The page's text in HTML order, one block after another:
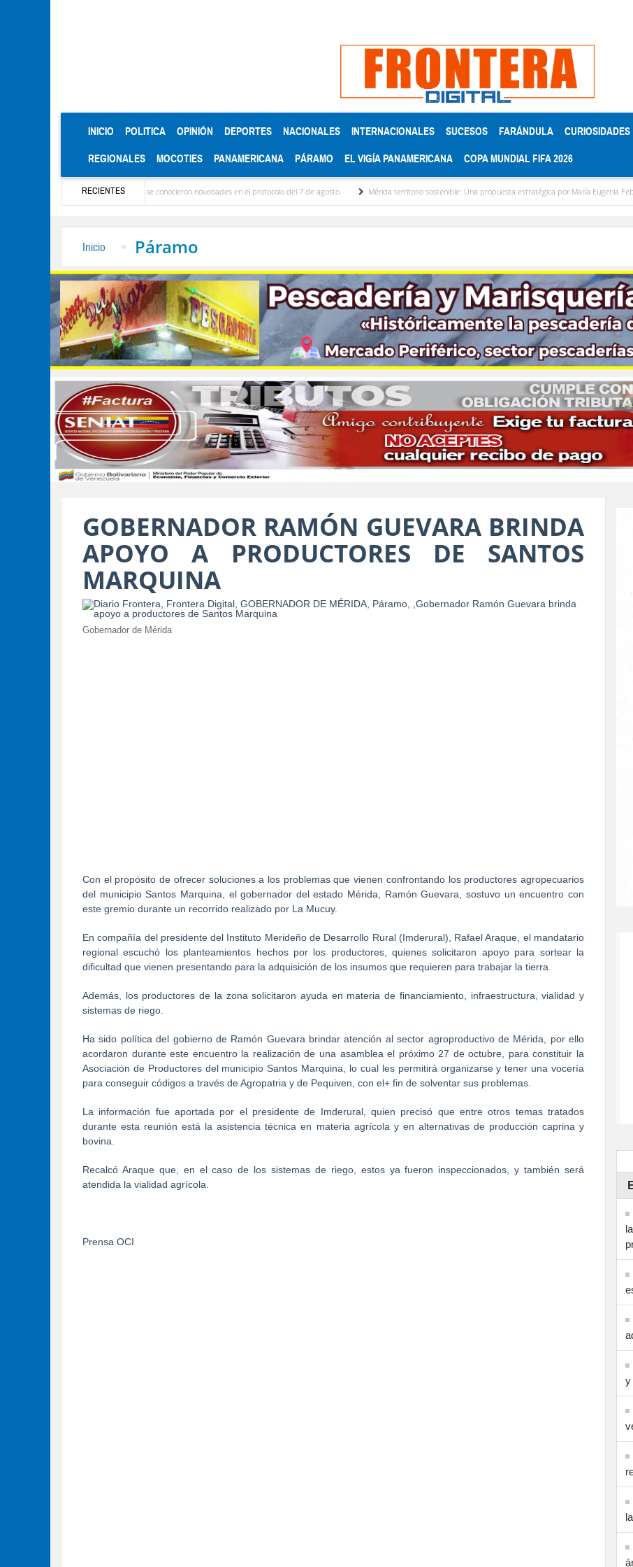
INICIO (CURRENT)
POLITICA OPINIÓN DEPORTES NACIONALES INTERNACIONALES SUCESOS FARÁNDULA CURIOSIDADES
REGIONALES MOCOTIES PANAMERICANA PÁRAMO EL VIGÍA PANAMERICANA COPA MUNDIAL FIFA 2026
RECIENTES
llegaron las delegaciones y se conocieron novedades en el protocolo del 7 de agosto Mérida territorio sostenible: Una propuesta estratégica por María Eugenia Febres
Inicio Páramo
GOBERNADOR RAMÓN GUEVARA BRINDA
APOYO A PRODUCTORES DE SANTOS
MARQUINA
Gobernador de Mérida
Con el propósito de ofrecer soluciones a los problemas que vienen confrontando los productores agropecuarios
del municipio Santos Marquina, el gobernador del estado Mérida, Ramón Guevara, sostuvo un encuentro con
este gremio durante un recorrido realizado por La Mucuy.
En compañía del presidente del Instituto Merideño de Desarrollo Rural (Imderural), Rafael Araque, el mandatario
regional escuchó los planteamientos hechos por los productores, quienes solicitaron apoyo para sortear la
dificultad que vienen presentando para la adquisición de los insumos que requieren para trabajar la tierra.
Además, los productores de la zona solicitaron ayuda en materia de financiamiento, infraestructura, vialidad y
sistemas de riego.
Ha sido política del gobierno de Ramón Guevara brindar atención al sector agroproductivo de Mérida, por ello
acordaron durante este encuentro la realización de una asamblea el próximo 27 de octubre, para constituir la
Asociación de Productores del municipio Santos Marquina, lo cual les permitirá organizarse y tener una vocería
para conseguir códigos a través de Agropatria y de Pequiven, con el+ fin de solventar sus problemas.
La información fue aportada por el presidente de Imderural, quien precisó que entre otros temas tratados
durante esta reunión está la asistencia técnica en materia agrícola y en alternativas de producción caprina y
bovina.
Recalcó Araque que, en el caso de los sistemas de riego, estos ya fueron inspeccionados, y también será
atendida la vialidad agrícola.
Prensa OCI
y